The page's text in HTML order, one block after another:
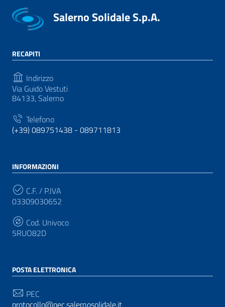
Salerno Solidale S.p.A.
RECAPITI
Indirizzo
Via Guido Vestuti
84133, Salerno
Telefono
(+39) 089751438 - 089711813
INFORMAZIONI
C.F. / P.IVA
03309030652
Cod. Univoco
5RUO82D
POSTA ELETTRONICA
PEC
protocollo@pec.salernosolidale.it